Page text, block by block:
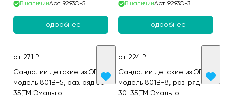
В наличииАрт. 9293C-5
Подробнее
В наличииАрт. 9293C-3
Подробнее
от 271 ₽
Сандалии детские из ЭВА,
модель 801B-5, раз. ряд 30-
35,ТМ Эмальто
от 224 ₽
Сандалии детские из ЭВА,
модель 801B-8, раз. ряд
30-35,ТМ Эмальто